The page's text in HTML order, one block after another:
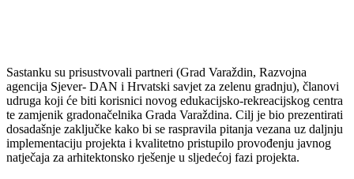
Sastanku su prisustvovali partneri (Grad Varaždin, Razvojna
agencija Sjever- DAN i Hrvatski savjet za zelenu gradnju), članovi
udruga koji će biti korisnici novog edukacijsko-rekreacijskog centra
te zamjenik gradonačelnika Grada Varaždina. Cilj je bio prezentirati
dosadašnje zaključke kako bi se raspravila pitanja vezana uz daljnju
implementaciju projekta i kvalitetno pristupilo provođenju javnog
natječaja za arhitektonsko rješenje u sljedećoj fazi projekta.